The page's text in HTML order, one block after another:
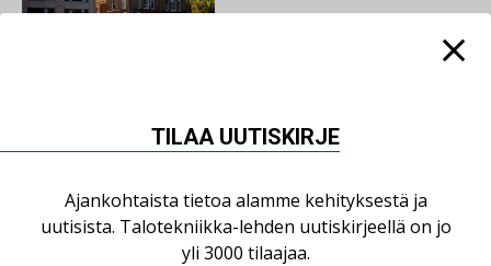
ILMASTOINTITEKNIIKAN
22.04.2026
TILAA UUTISKIRJE
Ajankohtaista tietoa alamme kehityksestä ja
uutisista. Talotekniikka-lehden uutiskirjeellä on jo
yli 3000 tilaajaa.